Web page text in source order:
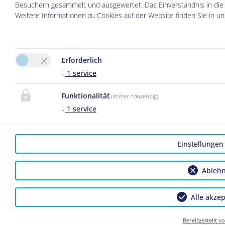
Besuchern gesammelt und ausgewertet. Das Einverständnis in
Weitere Informationen zu Cookies auf der Website finden Sie in
Erforderlich
↓ 1 service
Funktionalität(immer notwendig)
↓ 1 service
Alle
Bereitgestellt